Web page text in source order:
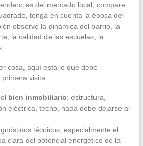
del mercado local, compare
tenga en cuenta la época del
observe la dinámica del barrio, la
la calidad de las escuelas, la
cosa, aquí está lo que debe
visita:
bien inmobiliario: estructura,
eléctrica, techo, nada debe dejarse al
técnicos, especialmente el
clara del potencial energético de la